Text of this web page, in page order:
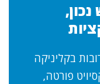
בקליניקה
פורטה,